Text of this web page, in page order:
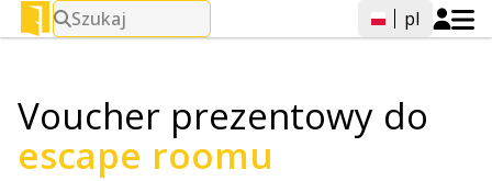
Szukaj pl
Voucher prezentowy do
escape roomu